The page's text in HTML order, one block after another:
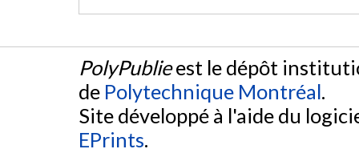
PolyPublieest le dépôt
de Polytechnique Montréal.
Site développé à l'aide du
EPrints.